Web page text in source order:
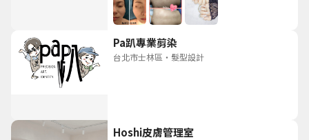
Pa趴專業剪染
台北市士林區 ・ 髮型設計
Hoshi皮膚管理室